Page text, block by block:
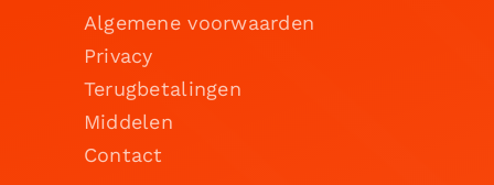
Algemene voorwaarden
Privacy
Terugbetalingen
Middelen
Contact